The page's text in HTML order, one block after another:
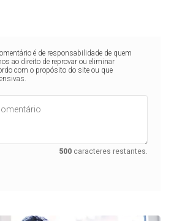
é de responsabilidade de quem
ao direito de reprovar ou eliminar
com o propósito do site ou que
500 caracteres restantes.